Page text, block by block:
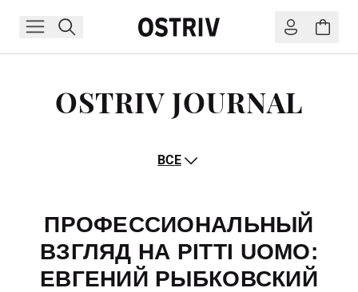
OSTRIV JOURNAL
ВСЕ
ПРОФЕССИОНАЛЬНЫЙ
ВЗГЛЯД НА PITTI UOMO:
ЕВГЕНИЙ РЫБКОВСКИЙ